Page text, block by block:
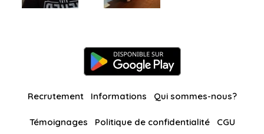
Recrutement Informations Qui sommes-nous?
Témoignages Politique de confidentialité CGU